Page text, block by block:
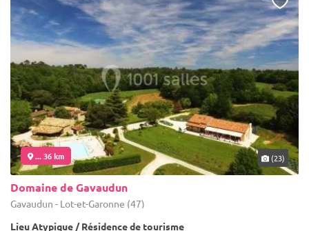
... 36 km (23)
Domaine de Gavaudun
Gavaudun - Lot-et-Garonne (47)
Lieu Atypique / Résidence de tourisme